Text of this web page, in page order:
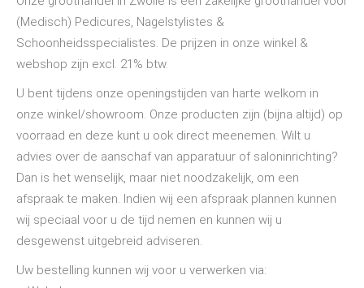
(Medisch) Pedicures, Nagelstylistes &
Schoonheidsspecialistes. De prijzen in onze winkel &
webshop zijn excl. 21% btw.
U bent tijdens onze openingstijden van harte welkom in
onze winkel/showroom. Onze producten zijn (bijna altijd) op
voorraad en deze kunt u ook direct meenemen. Wilt u
advies over de aanschaf van apparatuur of saloninrichting?
Dan is het wenselijk, maar niet noodzakelijk, om een
afspraak te maken. Indien wij een afspraak plannen kunnen
wij speciaal voor u de tijd nemen en kunnen wij u
desgewenst uitgebreid adviseren.
Uw bestelling kunnen wij voor u verwerken via: